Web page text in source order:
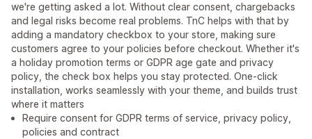
we're getting asked a lot. Without clear consent, chargebacks
and legal risks become real problems. TnC helps with that by
adding a mandatory checkbox to your store, making sure
customers agree to your policies before checkout. Whether it's
a holiday promotion terms or GDPR age gate and privacy
policy, the check box helps you stay protected. One-click
installation, works seamlessly with your theme, and builds trust
where it matters
Require consent for GDPR terms of service, privacy policy,
policies and contract